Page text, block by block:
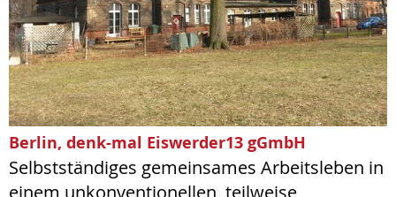
Berlin, denk-mal Eiswerder13 gGmbH
Selbstständiges gemeinsames Arbeitsleben in